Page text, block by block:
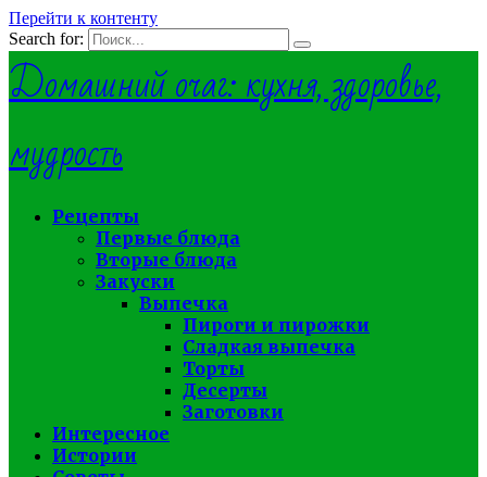
Перейти к контенту
Search for:
Домашний очаг: кухня, здоровье,
мудрость
Рецепты
Первые блюда
Вторые блюда
Закуски
Выпечка
Пироги и пирожки
Сладкая выпечка
Торты
Десерты
Заготовки
Интересное
Истории